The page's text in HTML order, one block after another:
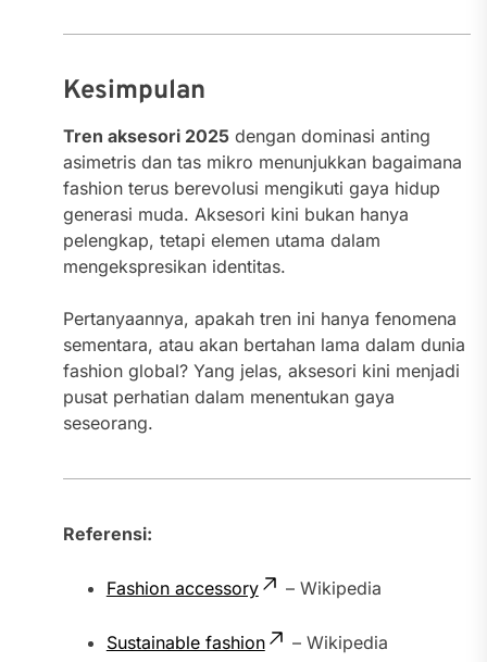
Kesimpulan
Tren aksesori 2025dengan dominasi anting
asimetris dan tas mikro menunjukkan bagaimana
fashion terus berevolusi mengikuti gaya hidup
generasi muda. Aksesori kini bukan hanya
pelengkap, tetapi elemen utama dalam
mengekspresikan identitas.
Pertanyaannya, apakah tren ini hanya fenomena
sementara, atau akan bertahan lama dalam dunia
fashion global? Yang jelas, aksesori kini menjadi
pusat perhatian dalam menentukan gaya
seseorang.
Referensi:
Fashion accessory – Wikipedia
Sustainable fashion – Wikipedia